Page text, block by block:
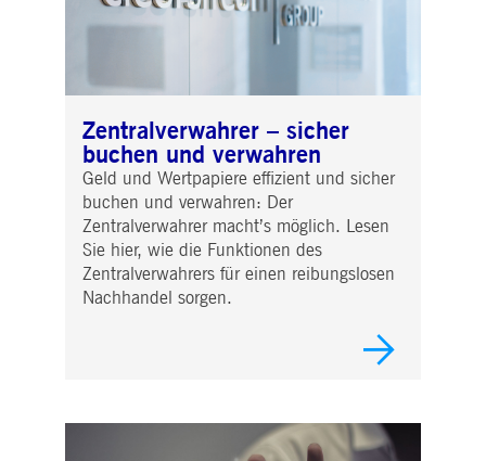
Zentralverwahrer – sicher
buchen und verwahren
Geld und Wertpapiere effizient und sicher
buchen und verwahren: Der
Zentralverwahrer macht’s möglich. Lesen
Sie hier, wie die Funktionen des
Zentralverwahrers für einen reibungslosen
Nachhandel sorgen.